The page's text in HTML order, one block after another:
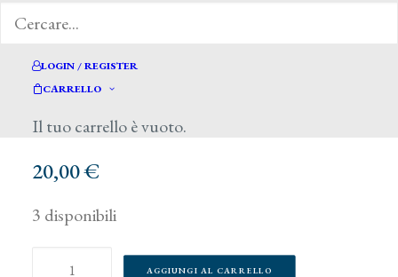
LOGIN / REGISTER
CARRELLO
Il tuo carrello è vuoto.
20,00€
3 disponibili
Poesie
AGGIUNGI AL CARRELLO